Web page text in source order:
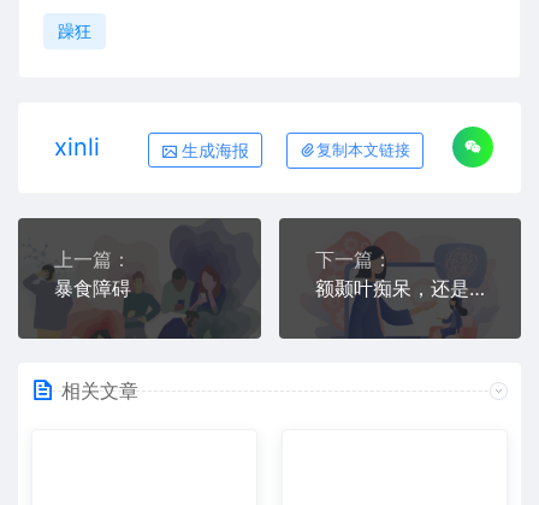
躁狂
xinli 生成海报 复制本文链接
上一篇：
暴食障碍
下一篇：
额颞叶痴呆，还是精神疾病？有简单的鉴别方法了！
相关文章